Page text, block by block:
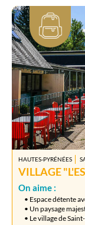
HAUTES-PYRÉNÉES
VILLAGE
On aime :
• Espace détente
• Un paysage
• Le village de